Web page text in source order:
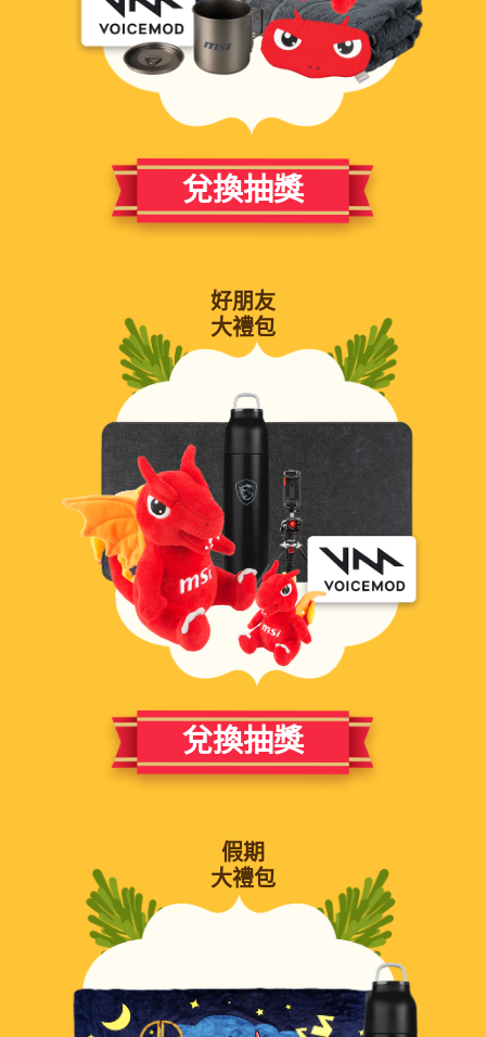
兌換抽獎
好朋友
大禮包
兌換抽獎
假期
大禮包